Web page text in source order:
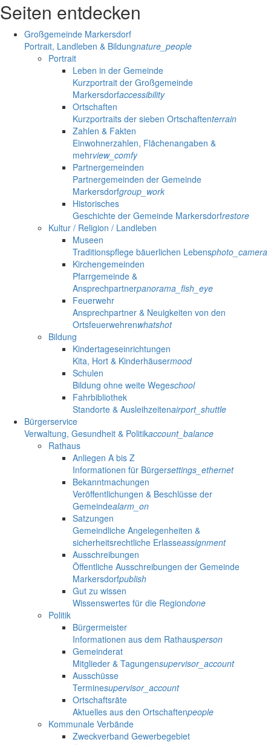
Seiten entdecken
Großgemeinde Markersdorf
Portrait, Landleben & Bildungnature_people
Portrait
Leben in der Gemeinde
Kurzportrait der Großgemeinde
Markersdorfaccessibility
Ortschaften
Kurzportraits der sieben Ortschaftenterrain
Zahlen & Fakten
Einwohnerzahlen, Flächenangaben &
mehrview_comfy
Partnergemeinden
Partnergemeinden der Gemeinde
Markersdorfgroup_work
Historisches
Geschichte der Gemeinde Markersdorfrestore
Kultur / Religion / Landleben
Museen
Traditionspflege bäuerlichen Lebensphoto_camera
Kirchengemeinden
Pfarrgemeinde &
Ansprechpartnerpanorama_fish_eye
Feuerwehr
Ansprechpartner & Neuigkeiten von den
Ortsfeuerwehrenwhatshot
Bildung
Kindertageseinrichtungen
Kita, Hort & Kinderhäusermood
Schulen
Bildung ohne weite Wegeschool
Fahrbibliothek
Standorte & Ausleihzeitenairport_shuttle
Bürgerservice
Verwaltung, Gesundheit & Politikaccount_balance
Rathaus
Anliegen A bis Z
Informationen für Bürgersettings_ethernet
Bekanntmachungen
Veröffentlichungen & Beschlüsse der
Gemeindealarm_on
Satzungen
Gemeindliche Angelegenheiten &
sicherheitsrechtliche Erlasseassignment
Ausschreibungen
Öffentliche Ausschreibungen der Gemeinde
Markersdorfpublish
Gut zu wissen
Wissenswertes für die Regiondone
Politik
Bürgermeister
Informationen aus dem Rathausperson
Gemeinderat
Mitglieder & Tagungensupervisor_account
Ausschüsse
Terminesupervisor_account
Ortschaftsräte
Aktuelles aus den Ortschaftenpeople
Kommunale Verbände
Zweckverband Gewerbegebiet